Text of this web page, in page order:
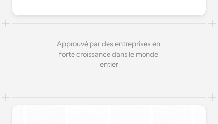
Approuvé par des entreprises en
forte croissance dans le monde
entier